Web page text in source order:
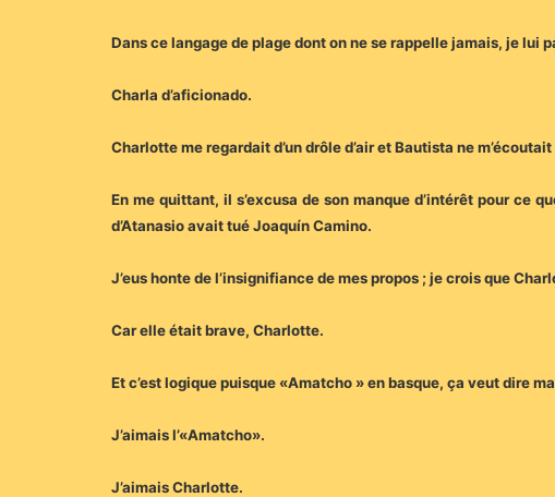
Dans ce langage de plage dont on ne se rappelle jamais, je lui
Charla d’aficionado.
Charlotte me regardait d’un drôle d’air et Bautista ne
En me quittant, il s’excusa de son manque d’intérêt pour ce
d’Atanasio avait tué Joaquín Camino.
J’eus honte de l’insignifiance de mes propos ; je crois que
Car elle était brave, Charlotte.
Et c’est logique puisque «Amatcho » en basque, ça veut dire
J’aimais l’«Amatcho».
J’aimais Charlotte.